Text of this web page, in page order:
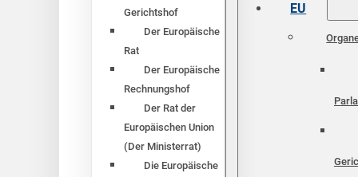
Gerichtshof
Der Europäische
Rat
Der Europäische
Rechnungshof
Der Rat der
Europäischen Union
(Der Ministerrat)
Die Europäische
EU